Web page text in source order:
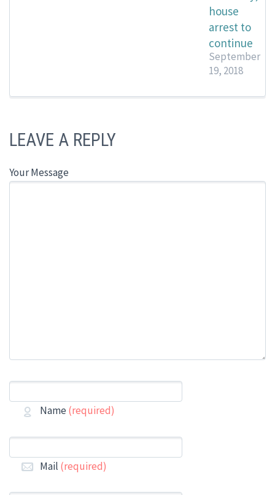
house
arrest to
continue
September
19, 2018
LEAVE A REPLY
Your Message
Name (required)
Mail (required)